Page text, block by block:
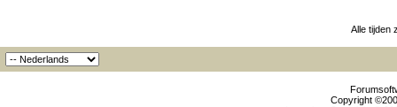
Alle tijden
Copyright